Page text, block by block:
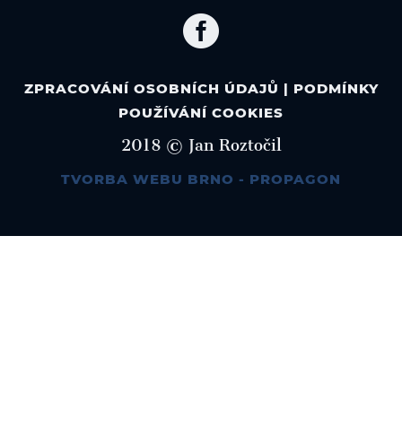

ZPRACOVÁNÍ OSOBNÍCH ÚDAJŮ | PODMÍNKY
POUŽÍVÁNÍ COOKIES
2018 © Jan Roztočil
TVORBA WEBU BRNO - PROPAGON